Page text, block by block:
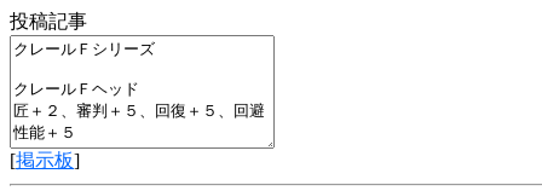
投稿記事
[掲示板]